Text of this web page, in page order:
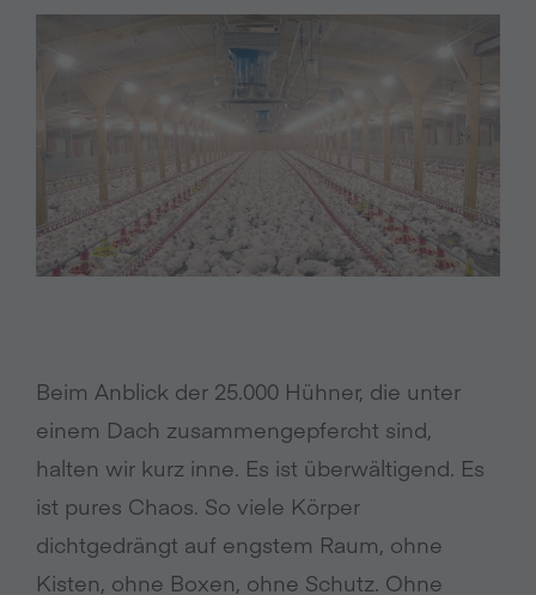
Beim Anblick der 25.000 Hühner, die unter
einem Dach zusammengepfercht sind,
halten wir kurz inne. Es ist überwältigend. Es
ist pures Chaos. So viele Körper
dichtgedrängt auf engstem Raum, ohne
Kisten, ohne Boxen, ohne Schutz. Ohne